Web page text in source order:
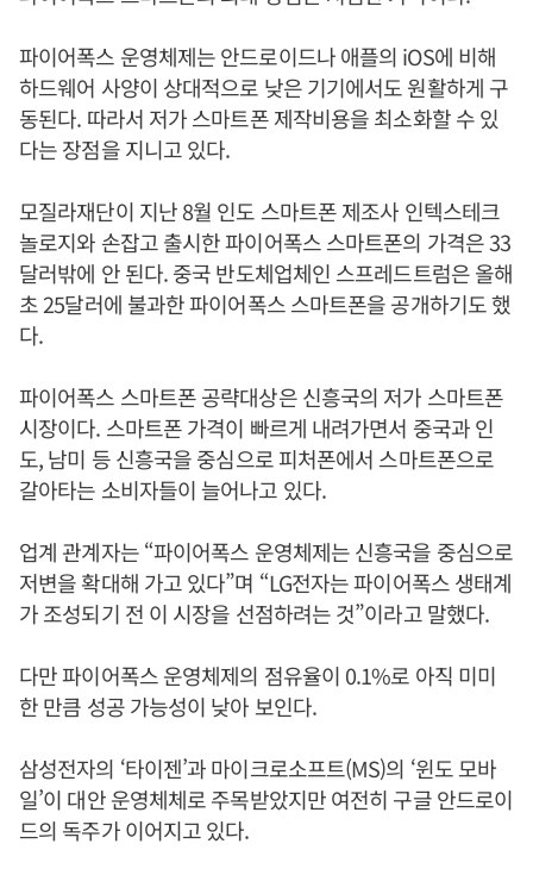
파이어폭스 운영체제는 안드로이드나 애플의 iOS에 비해
하드웨어 사양이 상대적으로 낮은 기기에서도 원활하게 구
동된다. 따라서 저가 스마트폰 제작비용을 최소화할 수 있
다는 장점을 지니고 있다.
모질라재단이 지난 8월 인도 스마트폰 제조사 인텍스테크
놀로지와 손잡고 출시한 파이어폭스 스마트폰의 가격은 33
달러밖에 안 된다. 중국 반도체업체인 스프레드트럼은 올해
초 25달러에 불과한 파이어폭스 스마트폰을 공개하기도 했
다.
파이어폭스 스마트폰 공략대상은 신흥국의 저가 스마트폰
시장이다. 스마트폰 가격이 빠르게 내려가면서 중국과 인
도, 남미 등 신흥국을 중심으로 피처폰에서 스마트폰으로
갈아타는 소비자들이 늘어나고 있다.
업계 관계자는 “파이어폭스 운영체제는 신흥국을 중심으로
저변을 확대해 가고 있다”며 “LG전자는 파이어폭스 생태계
가 조성되기 전 이 시장을 선점하려는 것”이라고 말했다.
다만 파이어폭스 운영체제의 점유율이 0.1%로 아직 미미
한 만큼 성공 가능성이 낮아 보인다.
삼성전자의 ‘타이젠’과 마이크로소프트(MS)의 ‘윈도 모바
일’이 대안 운영체체로 주목받았지만 여전히 구글 안드로이
드의 독주가 이어지고 있다.